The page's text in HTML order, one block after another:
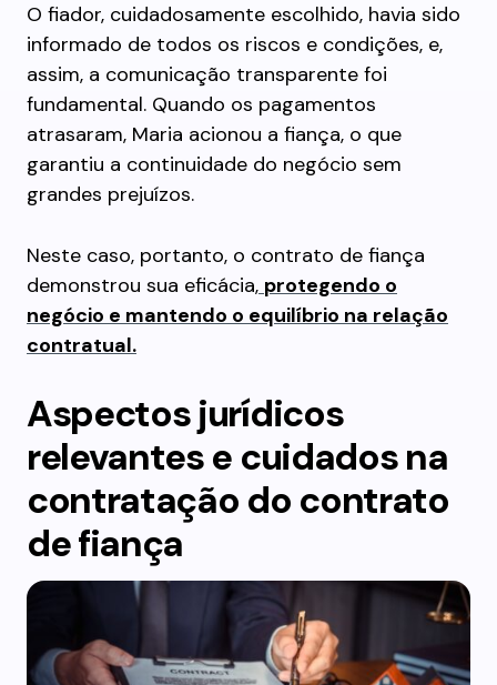
O fiador, cuidadosamente escolhido, havia sido
informado de todos os riscos e condições, e,
assim, a comunicação transparente foi
fundamental. Quando os pagamentos
atrasaram, Maria acionou a fiança, o que
garantiu a continuidade do negócio sem
grandes prejuízos.
Neste caso, portanto, o contrato de fiança
demonstrou sua eficácia, protegendo o
negócio e mantendo o equilíbrio na relação
contratual.
Aspectos jurídicos
relevantes e cuidados na
contratação do contrato
de fiança